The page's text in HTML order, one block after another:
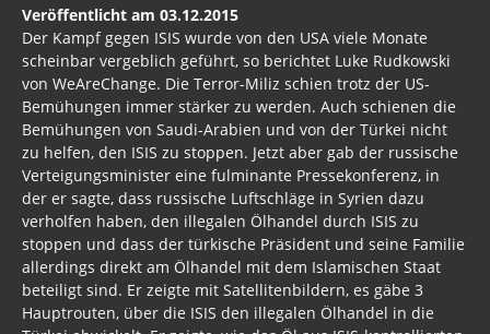
Libyen
Russland - Türkei
China
Israel
Brasilien
Ukraine
UN
Veröffentlicht am 03.12.2015
Der Kampf gegen ISIS wurde von den USA viele Monate
scheinbar vergeblich geführt, so berichtet Luke Rudkowski
von WeAreChange. Die Terror-Miliz schien trotz der US-
Bemühungen immer stärker zu werden. Auch schienen die
Bemühungen von Saudi-Arabien und von der Türkei nicht
zu helfen, den ISIS zu stoppen. Jetzt aber gab der russische
Verteigungsminister eine fulminante Pressekonferenz, in
der er sagte, dass russische Luftschläge in Syrien dazu
verholfen haben, den illegalen Ölhandel durch ISIS zu
stoppen und dass der türkische Präsident und seine Familie
allerdings direkt am Ölhandel mit dem Islamischen Staat
beteiligt sind. Er zeigte mit Satellitenbildern, es gäbe 3
Hauptrouten, über die ISIS den illegalen Ölhandel in die